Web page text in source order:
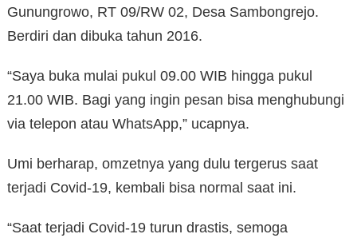
Gunungrowo, RT 09/RW 02, Desa Sambongrejo.
Berdiri dan dibuka tahun 2016.
“Saya buka mulai pukul 09.00 WIB hingga pukul
21.00 WIB. Bagi yang ingin pesan bisa menghubungi
via telepon atau WhatsApp,” ucapnya.
Umi berharap, omzetnya yang dulu tergerus saat
terjadi Covid-19, kembali bisa normal saat ini.
“Saat terjadi Covid-19 turun drastis, semoga